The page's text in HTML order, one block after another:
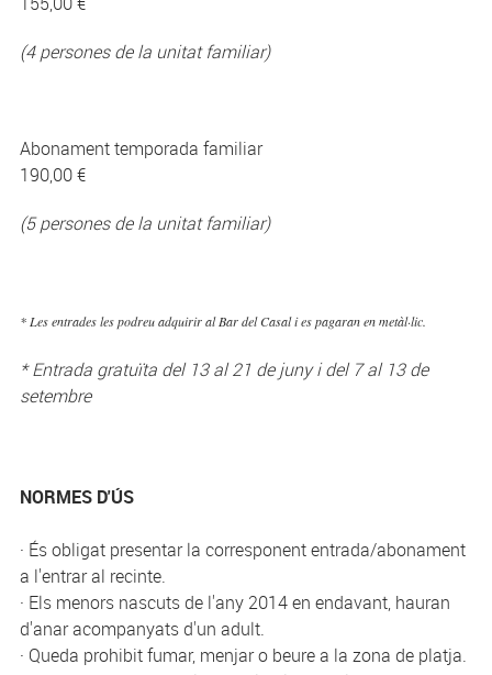
(4 persones de la unitat familiar)
Abonament temporada familiar
190,00 €
(5 persones de la unitat familiar)
* Les entrades les podreu adquirir al Bar del Casal i es pagaran en metàl·lic.
* Entrada gratuïta del 13 al 21 de juny i del 7 al 13 de
setembre
NORMES D'ÚS
· És obligat presentar la corresponent entrada/abonament
a l'entrar al recinte.
· Els menors nascuts de l'any 2014 en endavant, hauran
d'anar acompanyats d'un adult.
· Queda prohibit fumar, menjar o beure a la zona de platja.